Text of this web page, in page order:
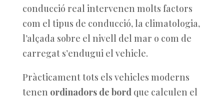
conducció real intervenen molts factors
com el tipus de conducció, la climatologia,
l’alçada sobre el nivell del mar o com de
carregat s’endugui el vehicle.
Pràcticament tots els vehicles moderns
tenen ordinadors de bord que calculen el